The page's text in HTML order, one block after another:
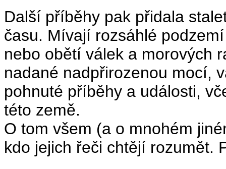
Další příběhy pak přidala
času. Mívají rozsáhlé
nebo obětí válek a morových
nadané nadpřirozenou mocí,
pohnuté příběhy a události,
této země.
O tom všem (a o mnohém
kdo jejich řeči chtějí rozumět.